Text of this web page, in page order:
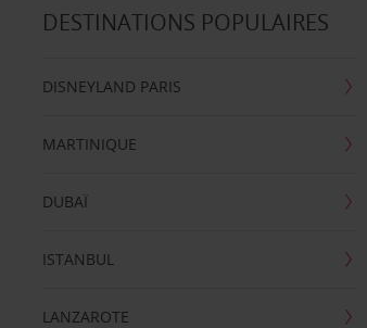
DESTINATIONS POPULAIRES
DISNEYLAND PARIS
MARTINIQUE
DUBAÏ
ISTANBUL
LANZAROTE